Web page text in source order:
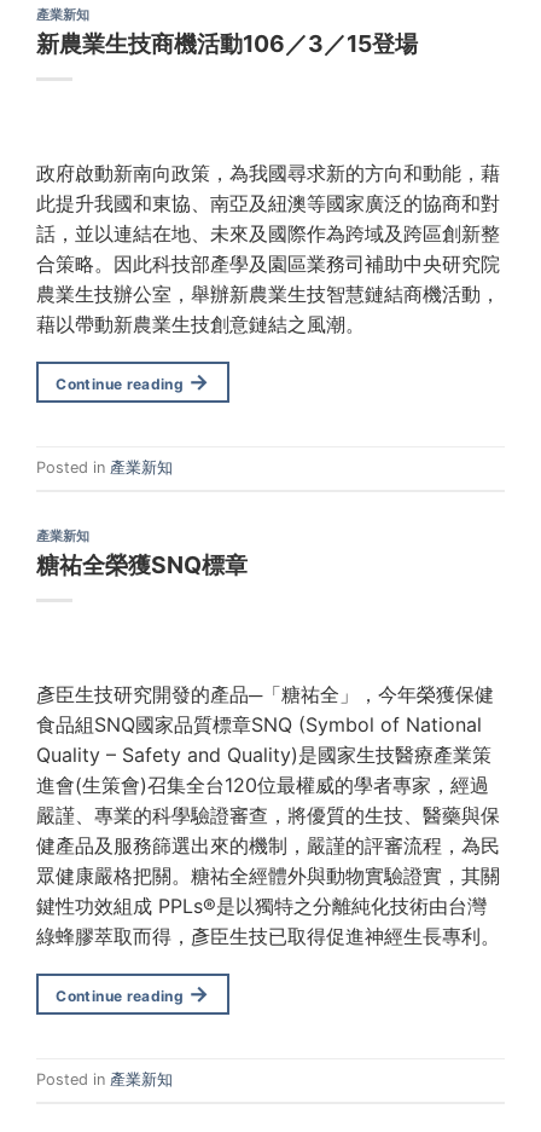
產業新知
新農業生技商機活動106／3／15登場
政府啟動新南向政策，為我國尋求新的方向和動能，藉
此提升我國和東協、南亞及紐澳等國家廣泛的協商和對
話，並以連結在地、未來及國際作為跨域及跨區創新整
合策略。因此科技部產學及園區業務司補助中央研究院
農業生技辦公室，舉辦新農業生技智慧鏈結商機活動，
藉以帶動新農業生技創意鏈結之風潮。
Continue reading →
Posted in 產業新知
產業新知
糖祐全榮獲SNQ標章
彥臣生技研究開發的產品─「糖祐全」，今年榮獲保健
食品組SNQ國家品質標章SNQ (Symbol of National
Quality – Safety and Quality)是國家生技醫療產業策
進會(生策會)召集全台120位最權威的學者專家，經過
嚴謹、專業的科學驗證審查，將優質的生技、醫藥與保
健產品及服務篩選出來的機制，嚴謹的評審流程，為民
眾健康嚴格把關。糖祐全經體外與動物實驗證實，其關
鍵性功效組成 PPLs®是以獨特之分離純化技術由台灣
綠蜂膠萃取而得，彥臣生技已取得促進神經生長專利。
Continue reading →
Posted in 產業新知